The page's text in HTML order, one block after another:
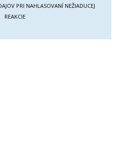
PRI NAHLASOVANÍ NEŽIADUCEJ
REAKCIE